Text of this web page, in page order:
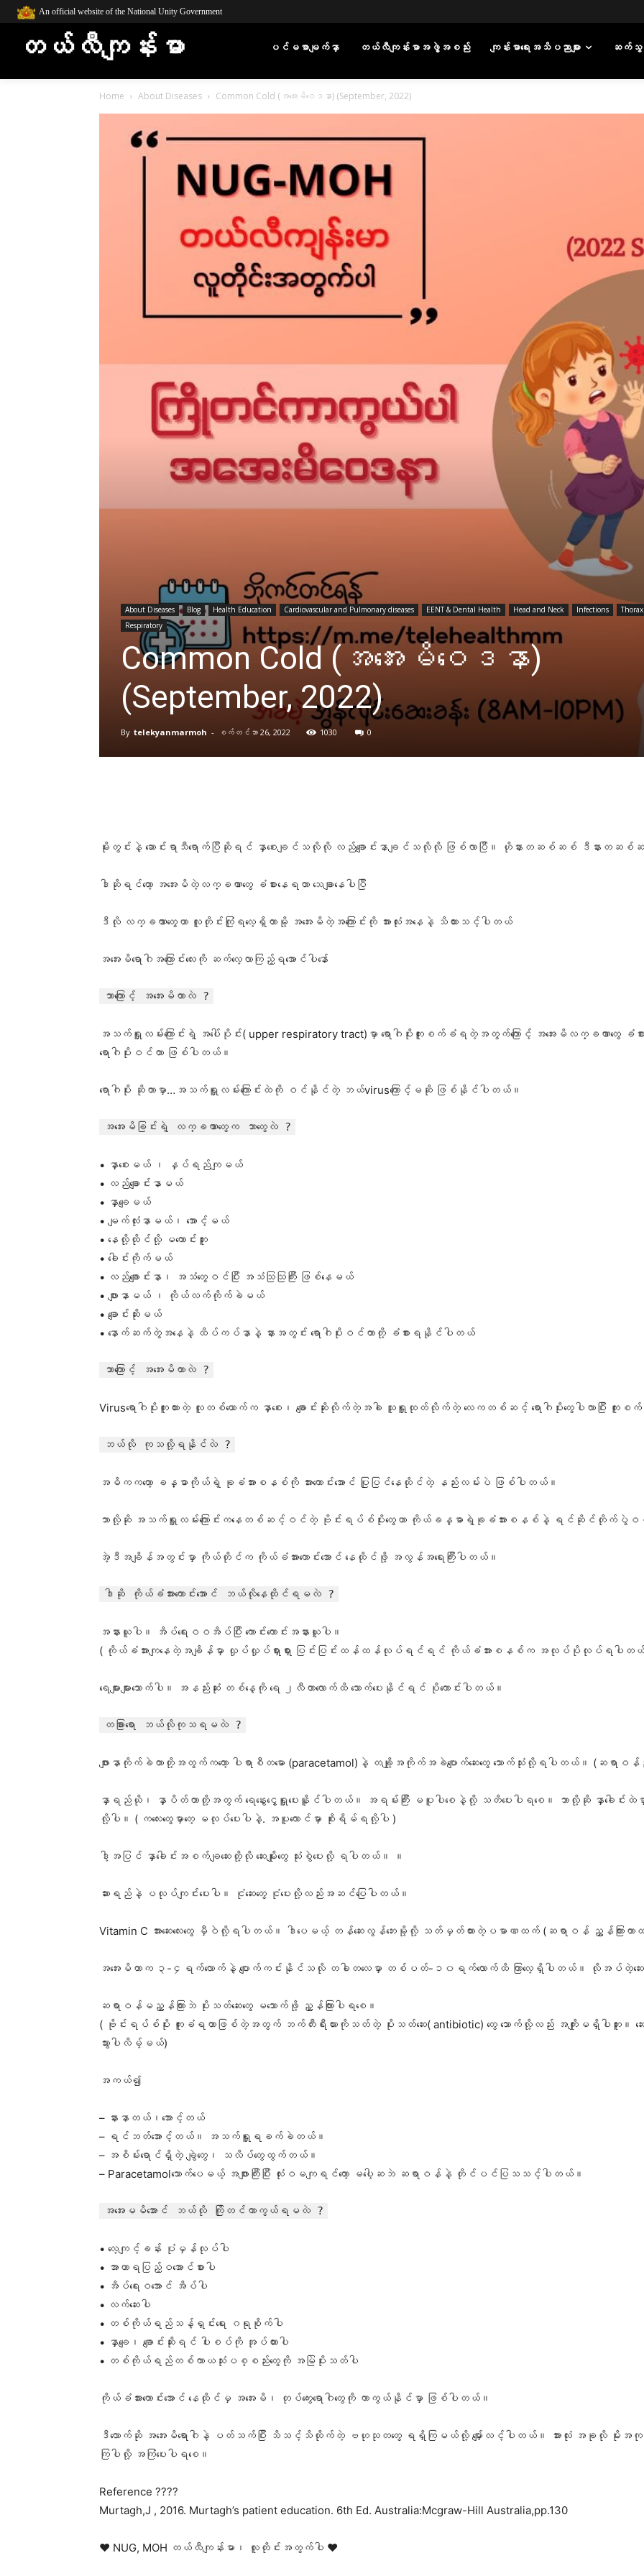
An official website of the National Unity Government
တယ်လီကျန်းမာ ပင်မစာမျက်နှာ တယ်လီကျန်းမာအဖွဲ့အစည်း ကျန်းမာရေးအသိပညာများ ဆက်
Home About Diseases Common Cold (အအေးမိဝေဒနာ) (September, 2022)
About Diseases Blog Health Education Cardiovascular and Pulmonary diseases EENT & Dental Health Head and Neck Infections
Thorax
Respiratory
Common Cold (အအေးမိဝေဒနာ)
(September, 2022)
By telekyanmarmoh - စက်တင်ဘာ 26, 2022 1030 0
မိုးတွင်းနဲ့ ဆောင်းရာသီရောက်ပြီဆိုရင် နှာစေးချင်သလိုလို လည်ချောင်းနာချင်သလိုလို ဖြစ်လာပြီ။ ဟိုနားတဆစ်ဆစ် ဒီနားတ
ဒါဆိုရင်တော့ အအေးမိတဲ့လက္ခဏာတွေ ခံစားနေရတာ သေချာနေပါပြီ
ဒီလို လက္ခဏာတွေဟာ လူတိုင်းကြုံရလေ့ရှိတာမို့ အအေးမိတဲ့အကြောင်းကို အားလုံးအနေနဲ့ သိထားသင့်ပါတယ်
အအေးမိရောဂါအကြောင်းလေးကို ဆက်လေ့လာကြည့်ရအောင်ပါနော်
ဘာကြောင့် အအေးမိတာလဲ ?
အသက်ရှူလမ်းကြောင်းရဲ့ အပေါ်ပိုင်း( upper respiratory tract)မှာ ရောဂါပိုးကူးစက်ခံရတဲ့အတွက်ကြောင့် အအေးမိလက္ခဏာတွေ ခံစ
ရောဂါပိုးဝင်တာ ဖြစ်ပါတယ်။
ရောဂါပိုး ဆိုတာမှာ…အသက်ရှူလမ်းကြောင်းထဲကို ဝင်နိုင်တဲ့ ဘယ်virusကြောင့်မဆို ဖြစ်နိုင်ပါတယ်။
အအေးမိခြင်းရဲ့ လက္ခဏာတွေက ဘာတွေလဲ ?
• နှာစေးမယ် ၊ နှပ်ရည်ကျမယ်
• လည်ချောင်းနာမယ်
• နှာချေမယ်
• မျက်လုံးနာမယ်၊ အောင့်မယ်
• နေလို့ထိုင်လို့ မကောင်းဘူး
• ခေါင်းကိုက်မယ်
• လည်ချောင်းနာ၊ အသံတွေဝင်ပြီး အသံသြသြကြီး ဖြစ်နေမယ်
• ဖျားနာမယ် ၊ ကိုယ်လက်ကိုက်ခဲမယ်
• ချောင်းဆိုးမယ်
• နောက်ဆက်တွဲအနေနဲ့ ထိပ်ကပ်နာနဲ့ နားအတွင်း ရောဂါပိုးဝင်တာတို့ ခံစားရနိုင်ပါတယ်
ဘာကြောင့် အအေးမိတာလဲ ?
Virusရောဂါပိုးကူးထားတဲ့ လူတစ်ယောက်က နှာစေး၊ ချောင်းဆိုးလိုက်တဲ့အခါ သူရှူထုတ်လိုက်တဲ့ လေကတစ်ဆင့် ရောဂါပိုးတွေပါလာပြီး ကူး
ဘယ်လို ကုသလို့ရနိုင်လဲ ?
အဓိကကတော့ ခန္ဓာကိုယ်ရဲ့ ခုခံအားစနစ်ကို အားကောင်းအောင် ပြုပြင်နေထိုင်တဲ့ နည်းလမ်းပဲ ဖြစ်ပါတယ်။
ဘာလို့ဆို အသက်ရှူလမ်းကြောင်းကနေတစ်ဆင့်ဝင်တဲ့ ဗိုင်းရပ်စ်ပိုးတွေဟာ ကိုယ်ခန္ဓာရဲ့ခုခံအားစနစ်နဲ့ ရင်ဆိုင်တိုက်ပွဲဝ
အဲ့ဒီအချိန်အတွင်းမှာ ကိုယ်တိုင်က ကိုယ်ခံအားကောင်းအောင် နေထိုင်ဖို့ အလွန်အရေးကြီးပါတယ်။
ဒါဆို ကိုယ်ခံအားကောင်းအောင် ဘယ်လိုနေထိုင်ရမလဲ ?
အနားယူပါ။ အိပ်ရေးဝဝအိပ်ပြီး ကောင်းကောင်းအနားယူပါ။
( ကိုယ်ခံအားကျနေတဲ့အချိန်မှာ လှုပ်လှုပ်ရှားရှား ပြင်းပြင်းထန်ထန်လုပ်ရင်ရင် ကိုယ်ခံအားစနစ်က အလုပ်ပိုလုပ်ရပါတ
‌ရေများများသောက်ပါ။ အနည်းဆုံး တစ်နေ့ကို ရေ ၂လီတာလောက်ထိ သောက်ပေးနိုင်ရင် ပိုကောင်းပါတယ်။
တခြားရော ဘယ်လိုကုသရမလဲ ?
ဖျားနာကိုက်ခဲတာတို့အတွက်ကတော့ ပါရာစီတမော (paracetamol)နဲ့ တချို့အကိုက်အခဲပျောက်ဆေးတွေ သောက်သုံးလို့ရပါတယ်။ (ဆရာဝ
နှာရည်ယို၊ နှာပိတ်တာတို့အတွက် ရေနွေး‌ငွေ့ရှူပေးနိူင်ပါတယ်။ အရမ်းကြီး မပူပါစေနဲ့လို့ သတိပေးပါရစေ။ ဘာလို့ဆို နှာခေါင်းထဲမှာရှိတဲ့ အ
လို့ပါ။ ( ကလေးတွေမှာတေ့ မလုပ်ပေးပါနဲ့. အပူလောင်မှာ စိုးရိမ်ရလို့ပါ )
ဒါ့အပြင် နှာခေါင်းအစက်ချဆေးတို့လို ဆေးမျိုးတွေ သုံးစွဲပေးလို့ ရပါတယ်။ ။
ဆားရည်နဲ့ ပလုပ်ကျင်းပေးပါ။ ငုံ‌ဆေးတွေ ငုံပေးလို့လည်းအဆင်ပြေပါတယ်။
Vitamin C အားဆေးလေးတွေ မှီဝဲလို့ရပါတယ်။ ဒါပေမယ့် တန်ဆေးလွန်ဘေးမို့လို့ သတ်မှတ်ထားတဲ့ပမာဏထက် (ဆရာဝန် ညွှန်ကြားတာထက်
အအေးမိတာက ၃-၄ရက်လောက်နဲ့ ပျောက်ကင်းနိုင်သလို တခါတလေမှာ တစ်ပတ်-၁၀ရက်လောက်ထိ ကြာလေ့ရှိပါတယ်။ လိုအပ်တဲ့ဆ
ဆရာဝန်မညွှန်ကြားဘဲ ပိုးသတ်ဆေးတွေ မသောက်ဖို့ ညွှန်ကြားပါရစေ။
( ဗိုင်းရပ်စ်ပိုး ကူးခံရတာဖြစ်တဲ့အတွက် ဘက်တီးရီးယားကိုသတ်တဲ့ ပိုးသတ်ဆေး( antibiotic) တွေ သောက်လို့လည်း အကျိုးမရှိပါဘူး။ ဆေးယဥ်
သွားပါလိမ့်မယ်)
အကယ်၍
– နားနာတယ်၊အောင့်တယ်
– ရင်ဘတ်အောင့်တယ်။ အသက်ရှူရခက်ခဲတယ်။
– အစိမ်း‌ရောင်ရှိတဲ့ ချွဲတွေ၊ သလိပ်တွေထွက်တယ်။
– Paracetamolသောက်ပေမယ့် အဖျားကြီးပြီး လုံးဝမကျရင်တော့ မပေါ့ဆဘဲ ဆရာဝန်နဲ့ တိုင်ပင်ပြသသင့်ပါတယ်။
အအေးမမိအောင် ဘယ်လို ကြိုတင်ကာကွယ်ရမလဲ ?
• လေ့ကျင့်ခန်း ပုံမှန်လုပ်ပါ
• အာဟာရပြည့်ဝအောင်စားပါ
• အိပ်ရေးဝအောင် အိပ်ပါ
• လက်ဆေးပါ
• တစ်ကိုယ်ရည်သန့်ရှင်းရေး ဂရုစိုက်ပါ
• နှာချေ၊ ချောင်းဆိုးရင် ပါးစပ်ကို အုပ်ထားပါ
• တစ်ကိုယ်‌ရည်တစ်ကာယသုံးပစ္စည်းတွေကို အမြဲပိုးသတ်ပါ
ကိုယ်ခံအားကောင်းအောင် နေထိုင်မှ အအေးမိ၊ တုပ်ကွေးရောဂါတွေကို ကာကွယ်နိုင်မှာ ဖြစ်ပါတယ်။
ဒီလောက်ဆို အအေးမိရောဂါနဲ့ ပတ်သက်ပြီး သိသင့်သိထိုက်တဲ့ ‌ဗဟုသုတတွေ ရရှိကြမယ်လို့ မျှော်လင့်ပါတယ်။ အားလုံး အခုလို မိုးအကုန်
ကြပါလို့ အကြံပေးပါရစေ။
Reference ????
Murtagh,J , 2016. Murtagh’s patient education. 6th Ed. Australia:Mcgraw-Hill Australia,pp.130
❤️ NUG, MOH တယ်လီကျန်းမာ၊ လူတိုင်းအတွက်ပါ ❤️